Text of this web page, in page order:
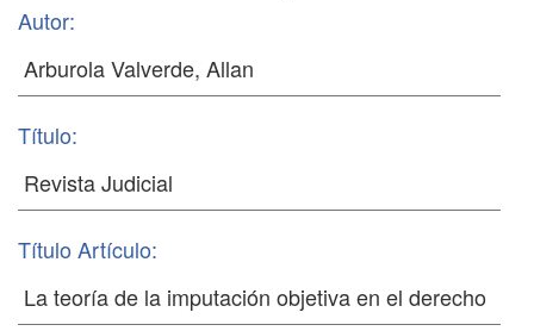
Autor:
Título:
Título Artículo: